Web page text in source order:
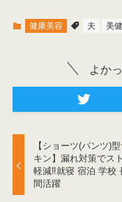
健康美容 夫 美
よか
【ショーツ(パンツ)
キン】漏れ対策でス
軽減‼就寝 宿泊 学校
間活躍